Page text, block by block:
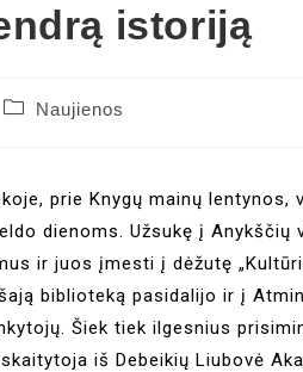
istoriją
Naujienos
prie Knygų mainų lentynos,
dienoms. Užsukę į Anykščių
ir juos įmesti į dėžutę
biblioteką pasidalijo ir į
Šiek tiek ilgesnius
iš Debeikių Liubovė